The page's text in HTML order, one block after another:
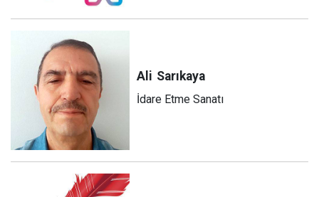
Ali Sarıkaya
İdare Etme Sanatı